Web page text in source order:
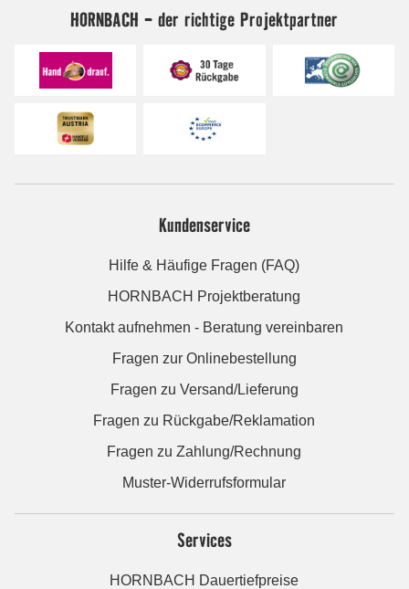
HORNBACH - der richtige Projektpartner
Kundenservice
Hilfe & Häufige Fragen (FAQ)
HORNBACH Projektberatung
Kontakt aufnehmen - Beratung vereinbaren
Fragen zur Onlinebestellung
Fragen zu Versand/Lieferung
Fragen zu Rückgabe/Reklamation
Fragen zu Zahlung/Rechnung
Muster-Widerrufsformular
Services
HORNBACH Dauertiefpreise